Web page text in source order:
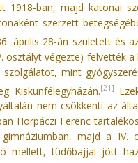
1918-ban, majd katonai
szerzett
április 28-án született és
osztályt végezte) felvették
mint
Kiskunfélegyházán.[21]
nem csökkenti az
Horpáczi Ferenc
majd a IV.
mellett, tüdőbajjal jött